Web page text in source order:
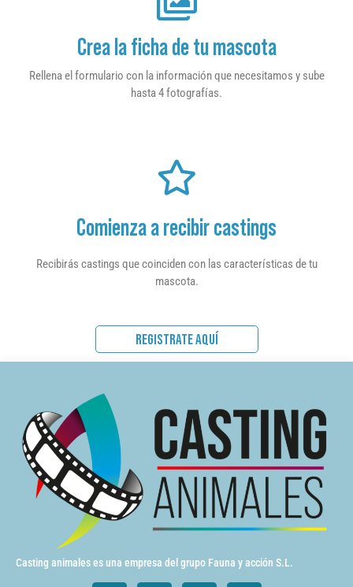
Crea la ficha de tu mascota
Rellena el formulario con la información que necesitamos y sube
hasta 4 fotografías.
Comienza a recibir castings
Recibirás castings que coinciden con las características de tu
mascota.
REGISTRATE AQUÍ
Casting animales es una empresa del grupo Fauna y acción S.L.